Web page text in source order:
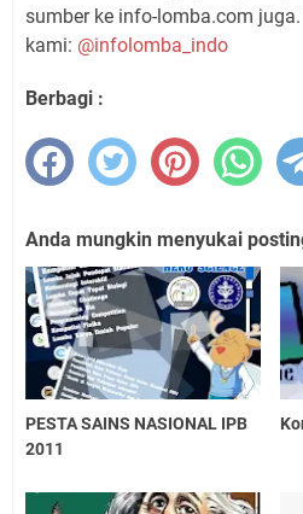
sumber ke info-lomba.com
kami: @infolomba_indo
Berbagi :
Anda mungkin menyukai
PESTA SAINS NASIONAL IPB
2011